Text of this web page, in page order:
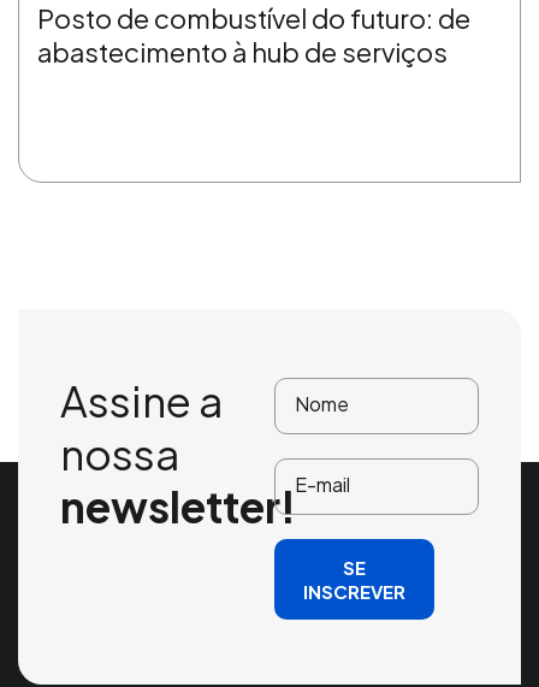
Posto de combustível do futuro: de
abastecimento à hub de serviços
Assine a
nossa
newsletter!
SE
INSCREVER